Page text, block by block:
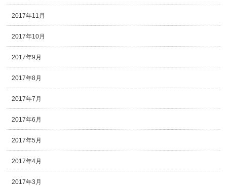
2017年11月
2017年10月
2017年9月
2017年8月
2017年7月
2017年6月
2017年5月
2017年4月
2017年3月